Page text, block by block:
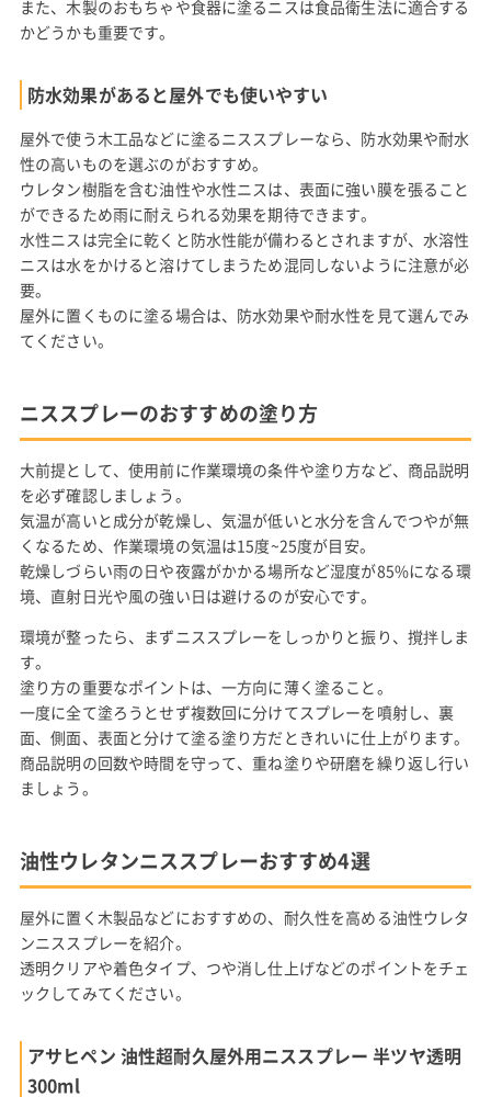
また、木製のおもちゃや食器に塗るニスは食品衛生法に適合する
かどうかも重要です。
防水効果があると屋外でも使いやすい
屋外で使う木工品などに塗るニススプレーなら、防水効果や耐水
性の高いものを選ぶのがおすすめ。
ウレタン樹脂を含む油性や水性ニスは、表面に強い膜を張ること
ができるため雨に耐えられる効果を期待できます。
水性ニスは完全に乾くと防水性能が備わるとされますが、水溶性
ニスは水をかけると溶けてしまうため混同しないように注意が必
要。
屋外に置くものに塗る場合は、防水効果や耐水性を見て選んでみ
てください。
ニススプレーのおすすめの塗り方
大前提として、使用前に作業環境の条件や塗り方など、商品説明
を必ず確認しましょう。
気温が高いと成分が乾燥し、気温が低いと水分を含んでつやが無
くなるため、作業環境の気温は15度~25度が目安。
乾燥しづらい雨の日や夜露がかかる場所など湿度が85%になる環
境、直射日光や風の強い日は避けるのが安心です。
環境が整ったら、まずニススプレーをしっかりと振り、撹拌しま
す。
塗り方の重要なポイントは、一方向に薄く塗ること。
一度に全て塗ろうとせず複数回に分けてスプレーを噴射し、裏
面、側面、表面と分けて塗る塗り方だときれいに仕上がります。
商品説明の回数や時間を守って、重ね塗りや研磨を繰り返し行い
ましょう。
油性ウレタンニススプレーおすすめ4選
屋外に置く木製品などにおすすめの、耐久性を高める油性ウレタ
ンニススプレーを紹介。
透明クリアや着色タイプ、つや消し仕上げなどのポイントをチェ
ックしてみてください。
アサヒペン 油性超耐久屋外用ニススプレー 半ツヤ透明
300ml